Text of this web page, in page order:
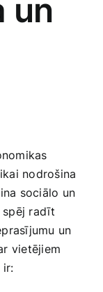
un
nodrošina
sociālo un
spēj radīt
un
vietējiem
ir: